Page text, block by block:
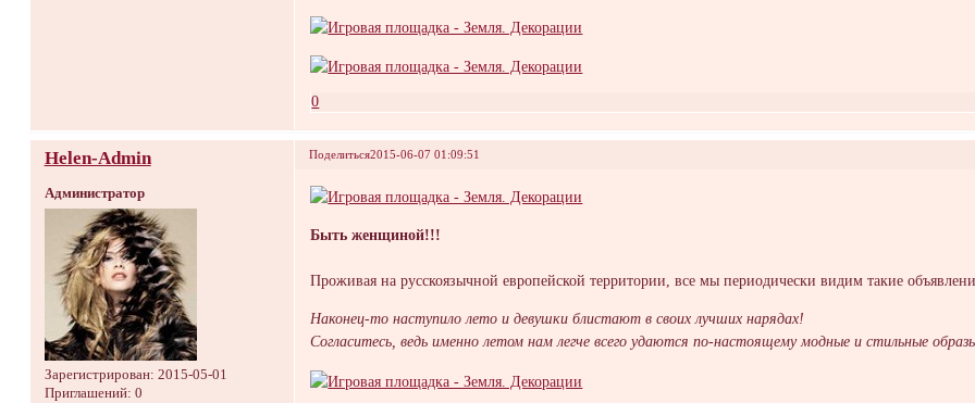
0
Поделиться2015-06-07 01:09:51
Helen-Admin
Администратор
Зарегистрирован: 2015-05-01
Приглашений: 0
Быть женщиной!!!
Проживая на русскоязычной европейской территории, все мы периодически видим такие
Наконец-то наступило лето и девушки блистают в своих лучших нарядах!
Согласитесь, ведь именно летом нам легче всего удаются по-настоящему модные и стильные